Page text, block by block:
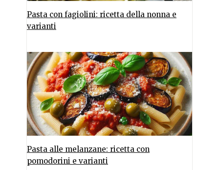
Pasta con fagiolini: ricetta della nonna e
varianti
Pasta alle melanzane: ricetta con
pomodorini e varianti